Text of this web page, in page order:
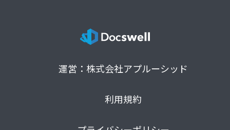
運営：株式会社アプルーシッド
利用規約